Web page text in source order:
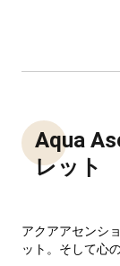
Aqua
レット
アクアアセンシ
ット。そして心の